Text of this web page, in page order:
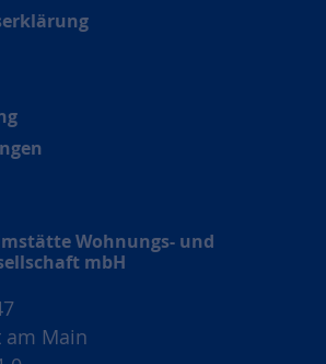
Wohnungs- und
mbH
am Main